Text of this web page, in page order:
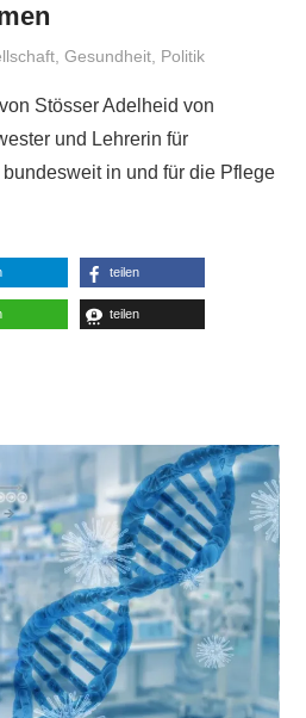
,Gesundheit Politik
Stösser Adelheid von
und Lehrerin für
in und für die Pflege
teilen
teilen